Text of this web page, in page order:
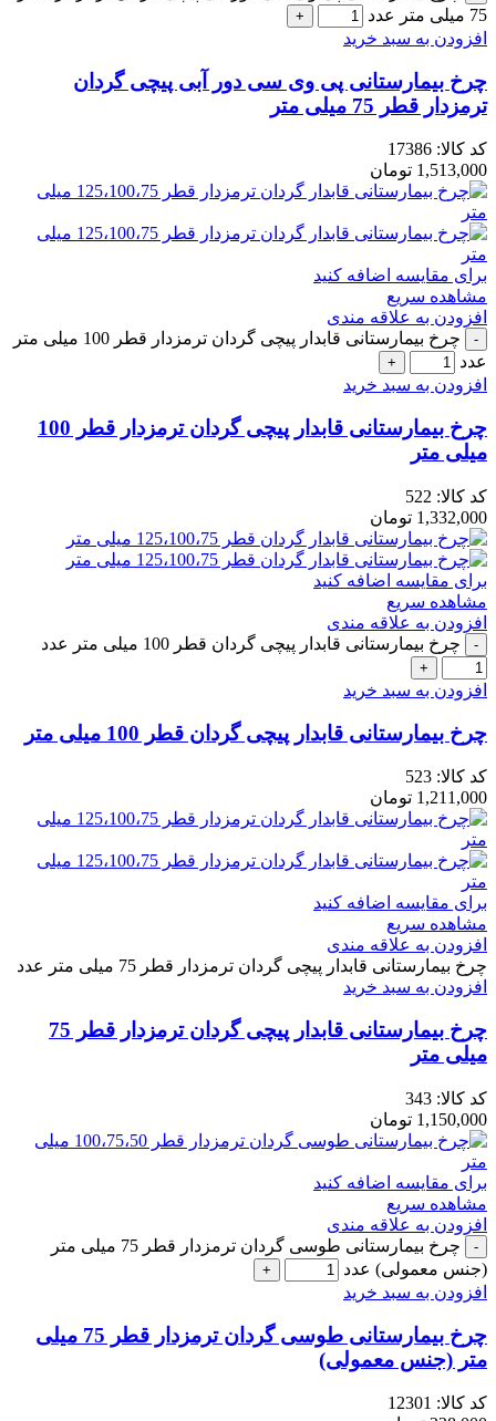
75 میلی متر عدد
افزودن به سبد خرید
چرخ بیمارستانی پی وی سی دور آبی پیچی گردان
ترمزدار قطر 75 میلی متر
کد کالا: 17386
1,513,000 تومان
برای مقایسه اضافه کنید
مشاهده سریع
افزودن به علاقه مندی
چرخ بیمارستانی قابدار پیچی گردان ترمزدار قطر 100 میلی متر
عدد
افزودن به سبد خرید
چرخ بیمارستانی قابدار پیچی گردان ترمزدار قطر 100
میلی متر
کد کالا: 522
1,332,000 تومان
برای مقایسه اضافه کنید
مشاهده سریع
افزودن به علاقه مندی
چرخ بیمارستانی قابدار پیچی گردان قطر 100 میلی متر عدد
افزودن به سبد خرید
چرخ بیمارستانی قابدار پیچی گردان قطر 100 میلی متر
کد کالا: 523
1,211,000 تومان
برای مقایسه اضافه کنید
مشاهده سریع
افزودن به علاقه مندی
چرخ بیمارستانی قابدار پیچی گردان ترمزدار قطر 75 میلی متر عدد
افزودن به سبد خرید
چرخ بیمارستانی قابدار پیچی گردان ترمزدار قطر 75
میلی متر
کد کالا: 343
1,150,000 تومان
برای مقایسه اضافه کنید
مشاهده سریع
افزودن به علاقه مندی
چرخ بیمارستانی طوسی گردان ترمزدار قطر 75 میلی متر
(جنس معمولی) عدد
افزودن به سبد خرید
چرخ بیمارستانی طوسی گردان ترمزدار قطر 75 میلی
متر (جنس معمولی)
کد کالا: 12301